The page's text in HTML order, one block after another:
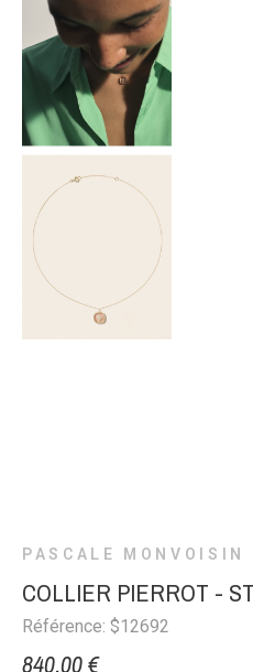
PASCALE MONVOISIN
COLLIER PIERROT -
Référence: $12692
840,00 €